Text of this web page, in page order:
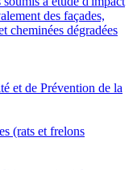
des façades,
cheminées dégradées
et de Prévention de la
(rats et frelons